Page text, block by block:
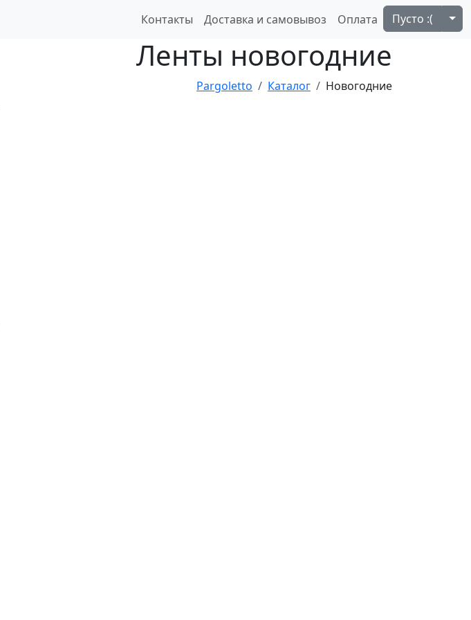
Контакты Доставка и самовывоз Оплата Пусто :(
Ленты новогодние
Pargoletto Каталог Новогодние